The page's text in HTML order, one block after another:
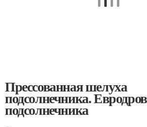
Прессованная шелуха
подсолнечника.
подсолнечника